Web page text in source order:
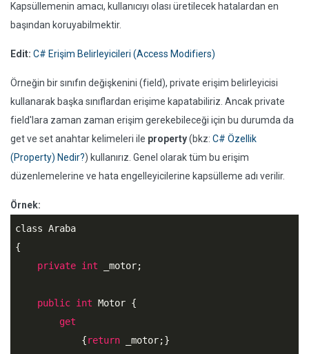
Kapsüllemenin amacı, kullanıcıyı olası üretilecek hatalardan en
başından koruyabilmektir.
Edit: C# Erişim Belirleyicileri (Access Modifiers)
Örneğin bir sınıfın değişkenini (field), private erişim belirleyicisi
kullanarak başka sınıflardan erişime kapatabiliriz. Ancak private
field'lara zaman zaman erişim gerekebileceği için bu durumda da
get ve set anahtar kelimeleri ile property(bkz: C# Özellik
(Property) Nedir?) kullanırız. Genel olarak tüm bu erişim
düzenlemelerine ve hata engelleyicilerine kapsülleme adı verilir.
Örnek:
class Araba
{
private int _motor;
public int Motor {
get
            {
return _motor;}